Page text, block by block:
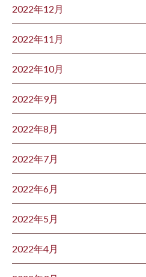
2022年12月
2022年11月
2022年10月
2022年9月
2022年8月
2022年7月
2022年6月
2022年5月
2022年4月